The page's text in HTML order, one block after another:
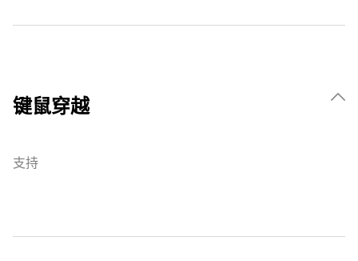
键鼠穿越
支持